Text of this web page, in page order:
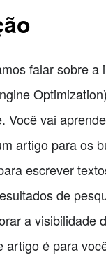
falar sobre a
Você vai
artigo para os
escrever
de
a visibilidade
artigo é para